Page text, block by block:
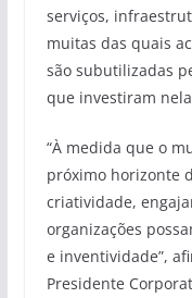
serviços,
muitas das quais
são subutilizadas
que investiram
“À medida que o
próximo horizonte
criatividade,
organizações
e inventividade”,
Presidente